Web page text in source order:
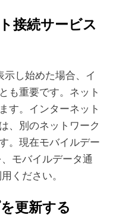
接続サービス
し始めた場合、イ
も重要です。ネット
す。インターネット
、別のネットワーク
。現在モバイルデー
モバイルデータ通
ください。
更新する